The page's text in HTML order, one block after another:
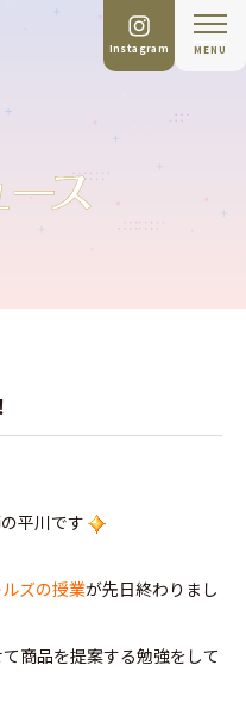
MENU
Instagram
平川です
ズの授業が先日終わりまし
商品を提案する勉強をして